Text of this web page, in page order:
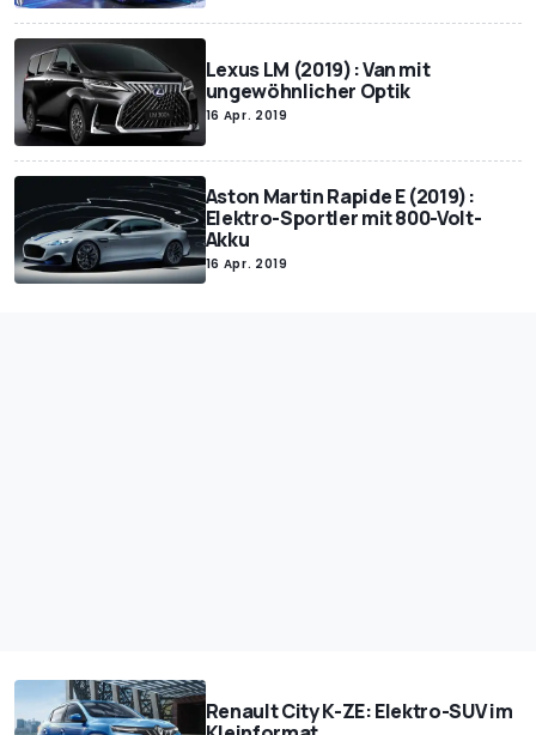
Lexus LM (2019): Van mit
ungewöhnlicher Optik
16 Apr. 2019
Aston Martin Rapide E (2019):
Elektro-Sportler mit 800-Volt-
Akku
16 Apr. 2019
Renault City K-ZE: Elektro-SUV im